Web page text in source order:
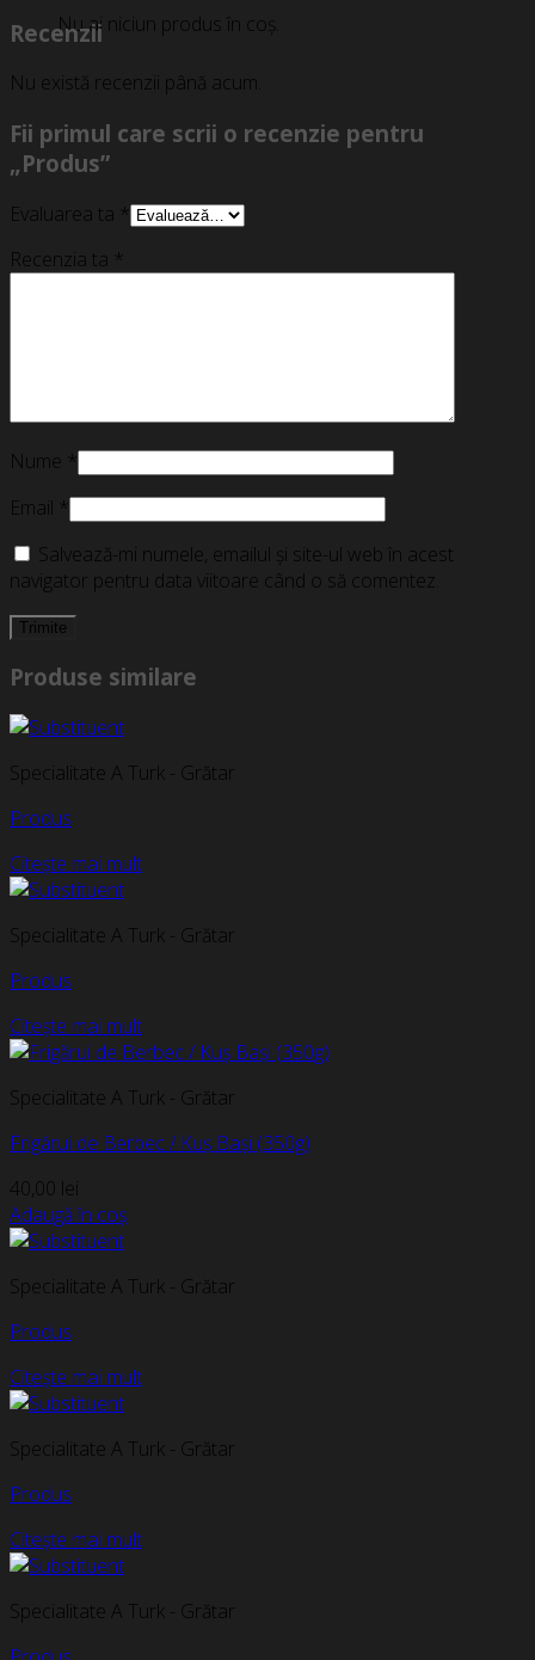
Nu ai niciun produs în coș.
Recenzii
Nu există recenzii până acum.
Fii primul care scrii o recenzie pentru
„Produs”
Evaluarea ta *
Recenzia ta *
Nume *
Email *
Salvează-mi numele, emailul și site-ul web în acest
navigator pentru data viitoare când o să comentez.
Produse similare
Specialitate A Turk - Grătar
Produs
Citește mai mult
Specialitate A Turk - Grătar
Produs
Citește mai mult
Specialitate A Turk - Grătar
Frigărui de Berbec / Kuș Bași (350g)
40,00 lei
Adaugă în coș
Specialitate A Turk - Grătar
Produs
Citește mai mult
Specialitate A Turk - Grătar
Produs
Citește mai mult
Specialitate A Turk - Grătar